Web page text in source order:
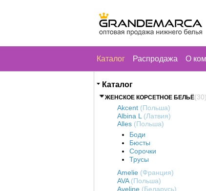
Каталог Распродажа О
Каталог
ЖЕНСКОЕ КОРСЕТНОЕ БЕЛЬЁ(30)
Akcent (Польша)
Albina L (Латвия)
Alles (Польша)
Боди
Бюсты
Сорочки
Трусы
Amelie (Франция)
AVA (Польша)
Aveline (Беларусь)